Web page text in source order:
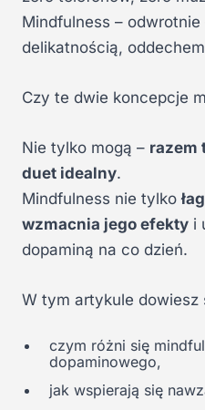
Mindfulness –
delikatnością,
Czy te dwie koncepcje
Nie tylko mogą – razem
duet idealny.
Mindfulness nie tylko
wzmacnia jego efekty i
dopaminą na co dzień.
W tym artykule dowiesz
czym różni się
dopaminowego,
jak wspierają się